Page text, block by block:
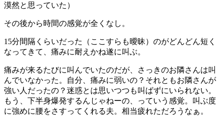
漠然と思っていた）
その後から時間の感覚が全くなし。
15分間隔くらいだった（ここすらも曖昧）のがどんどん短く
なってきて、痛みに耐えかね遂に叫ぶ。
痛みが来るたびに叫んでいたのだが、さっきのお隣さんは叫
んでいなかった。自分、痛みに弱いの？それともお隣さんが
強い人だったの？迷惑とは思いつつも叫ばずにいられない。
もう、下半身爆発するんじゃねーの、っていう感覚。叫ぶ度
に強めに腰をさすってくれる夫。相当疲れただろうなぁ。